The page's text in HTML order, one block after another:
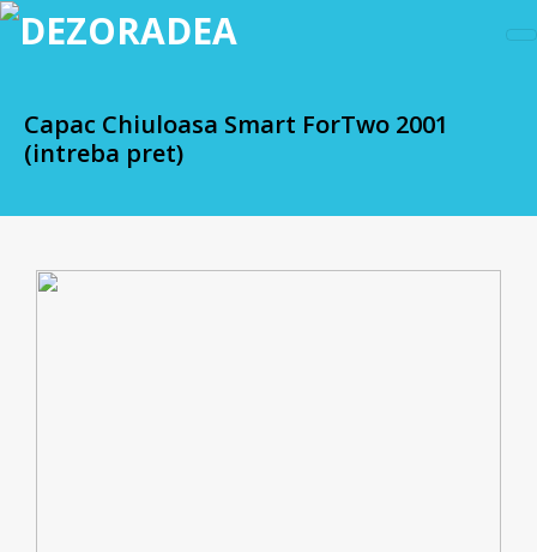
Capac Chiuloasa Smart ForTwo 2001
(intreba pret)